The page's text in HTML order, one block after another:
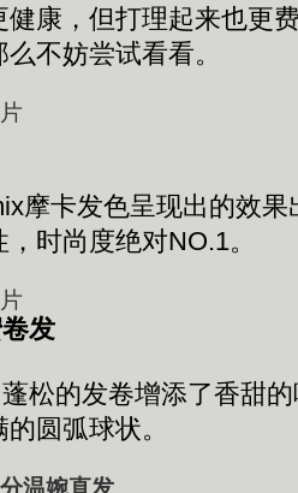
康，但打理起来也更
不妨尝试看看。
卡发色呈现出的效果
时尚度绝对NO.1。
发
的发卷增添了香甜的
圆弧球状。
温婉直发